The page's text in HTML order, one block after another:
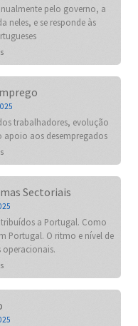
pelo governo, a
neles, e se responde às
trabalhadores, evolução
apoio aos desempregados
Sectoriais
a Portugal. Como
Portugal. O ritmo e nível de
operacionais.